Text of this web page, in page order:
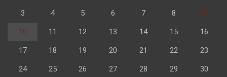
3 4 5 6 7 8 9
10 11 12 13 14 15 16
17 18 19 20 21 22 23
24 25 26 27 28 29 30